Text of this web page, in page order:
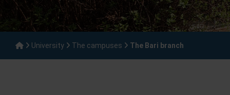
University The campuses The Bari branch